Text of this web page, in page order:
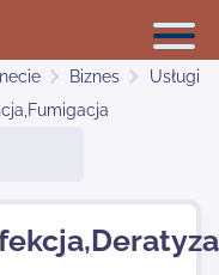
Biznes
Usługi